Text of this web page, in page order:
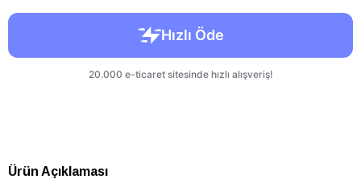
Ürün Açıklaması